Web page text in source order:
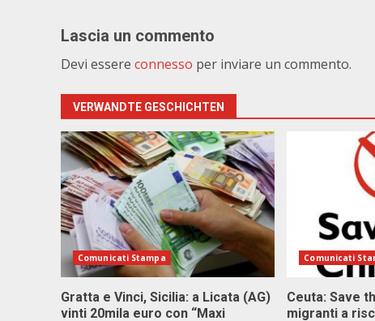
Lascia un commento
Devi essere connesso per inviare un commento.
VERWANDTE GESCHICHTEN
Comunicati Stampa
Gratta e Vinci, Sicilia: a Licata (AG)
vinti 20mila euro con “Maxi
Comunicati
Ceuta: Save
migranti a